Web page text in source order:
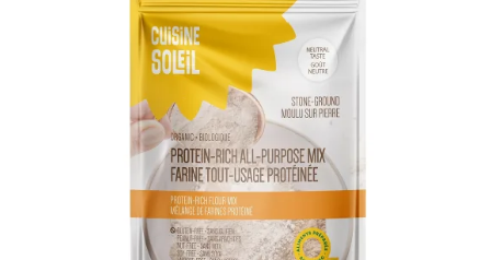
CART
FR
ADD TO CART / DETAILS